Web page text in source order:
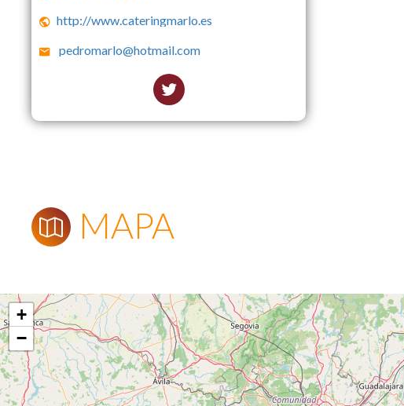
http://www.cateringmarlo.es
pedromarlo@hotmail.com
MAPA
+
−